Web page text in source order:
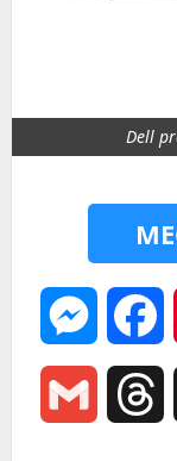
Dell
Gmail